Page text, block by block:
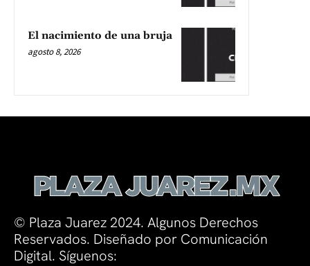
El nacimiento de una bruja
agosto 8, 2026
© Plaza Juarez 2024. Algunos Derechos
Reservados. Diseñado por Comunicación
Digital. Síguenos: